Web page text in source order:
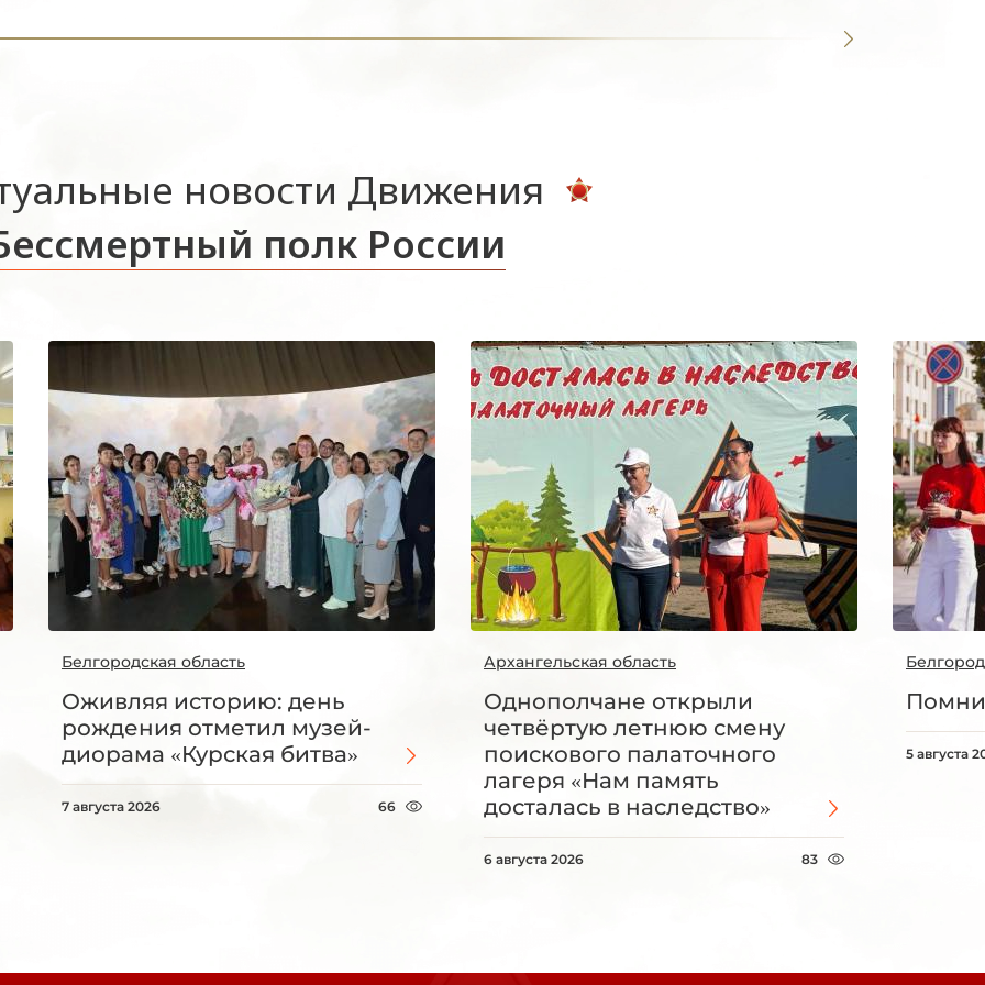
новости Движения
полк России
Белгородская область
Оживляя историю: день
рождения отметил музей-
диорама «Курская битва»
7 августа 2026 66
Архангельская область
Однополчане открыли
четвёртую летнюю смену
поискового палаточного
лагеря «Нам память
досталась в наследство»
6 августа 2026 83
5 августа